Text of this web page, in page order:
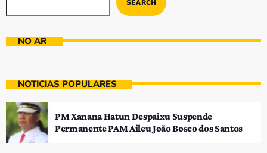
SEARCH
NO AR
NOTÍCIAS POPULARES
PM Xanana Hatun Despaixu Suspende
Permanente PAM Aileu João Bosco dos Santos